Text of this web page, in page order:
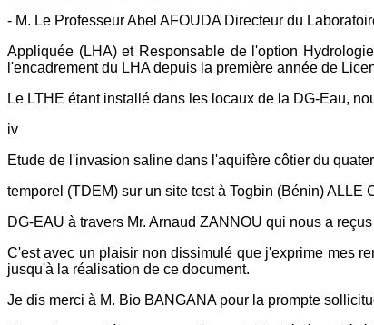
- M. Le Professeur Abel AFOUDA Directeur du
Appliquée (LHA) et Responsable de l'option
l'encadrement du LHA depuis la première année de
Le LTHE étant installé dans les locaux de la DG-Eau,
iv
Etude de l'invasion saline dans l'aquifère côtier du
temporel (TDEM) sur un site test à Togbin (Bénin) ALLE
DG-EAU à travers Mr. Arnaud ZANNOU qui nous a
C'est avec un plaisir non dissimulé que j'exprime mes
jusqu'à la réalisation de ce document.
Je dis merci à M. Bio BANGANA pour la prompte